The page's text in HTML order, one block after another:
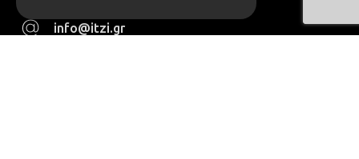
info@itzi.gr